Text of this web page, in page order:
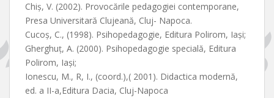
Chiș, V. (2002). Provocările pedagogiei contemporane,
Presa Universitară Clujeană, Cluj- Napoca.
Cucoș, C., (1998). Psihopedagogie, Editura Polirom, Iași;
Gherghuț, A. (2000). Psihopedagogie specială, Editura
Polirom, Iași;
Ionescu, M., R, I., (coord.),( 2001). Didactica modernă,
ed. a II-a,Editura Dacia, Cluj-Napoca